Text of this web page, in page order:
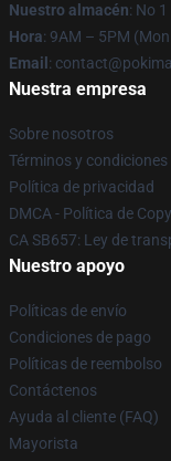
Nuestro almacén: No
Hora: 9AM – 5PM
Email :
Nuestra empresa
Sobre nosotros
Términos y condiciones
Política de privacidad
DMCA - Política de
CA SB657: Ley de
Nuestro apoyo
Políticas de envío
Condiciones de pago
Políticas de reembolso
Contáctenos
Ayuda al cliente (FAQ)
Mayorista